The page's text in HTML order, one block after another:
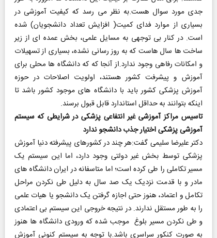
جدی مورد سوال هست.به نظر می رسد که کیفیت آموزشی در
بسیاری از موارد فدای کمیت( افزایش تعداد دانشجویان) شده
است. در کنار بی توجهی به مسایل علمی، بخش عمده ای از زیر
ساخت ها سال هاست که به روز رسانی نشده، بسیاری از تسهیلات
و امکانات رفاهی وجود ندارد.از آنجا که که دانشگاه ها محلی برای
آموزش و پیشرفت کشور هستند، اولویت اصلاحات در حوزه
آموزش پزشکی کشور باید با دانشگاه های موجود کشور باشد تا
اینکه بتوانند به حداقل استاندارد قابل قبول برسند.
تاسیس مراکز آموزشی غیر انتفاعی پزشکی در شرایطی که سیستم
آموزشی پزشکی اختیار جذب دانشجو ندارد
دکتر علیرضا سلیمی گفت:هر چند در کشورهای پیشرفته دنیا آموزش
پزشکی توسط بخش غیر دولتی وجود دارد، اما این سیستم یک
مسیر تکاملی را طی کرده است؛ اما متاسفانه در ایران دانشگاه های
مادر و با قدمت نزدیک یک صد سال به دلیل طی نکردن مراحل
تکامل و اعتماد، هنوز حتی اجازه گرفتن یک دانشجو یا هیات علمی
را به طور مستقل ندارند. در نتیجه خروجی این سیستم بی اعتمادی
و طی نکردن مسیر بلوغ موجب شده که ورودی دانشگاه ها هنوز
به صورت کنکور سراسری باشد.با توجه به سیستم کنونی آموزش